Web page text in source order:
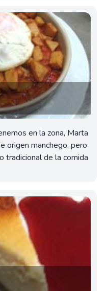
en la zona, Marta
origen manchego, pero
tradicional de la comida